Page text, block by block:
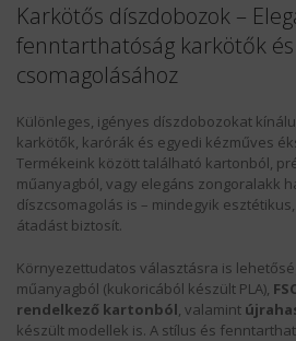
MENÜ
KOSÁR
PROFIL
KÍNÁLATUNK
HÍREK
SZÁLLÍTÁS
Karkötős díszdobozok –
fenntarthatóság karkötők
csomagolásához
Különleges, igényes díszdobozokat
karkötők, karórák és egyedi kézműves
Termékeink között található kartonból,
műanyagból, vagy elegáns zongoralakk
díszcsomagolás is – mindegyik
átadást biztosít.
Környezettudatos választásra is
műanyagból (kukoricából készült PLA),
rendelkező kartonból, valamint
készült modellek is. A stílus és